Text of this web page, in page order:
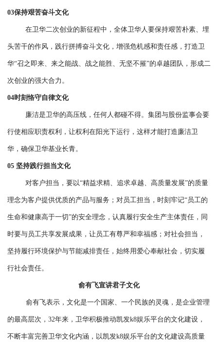
03保持艰苦奋斗文化
在卫华二次创业的新征程中，全体卫华人要保持艰苦朴素、埋
头苦干的作风，践行拼搏奋斗文化，增强危机感和责任感，打造卫
华“召之即来、来之能战、战之能胜、无坚不摧”的卓越团队，形成二
次创业的强大合力。
04时刻恪守自律文化
廉洁是卫华的高压线，任何人都碰不得。集团与股份监事会要
行使相应职责权利，让权利在阳光下运行，这样才能打造廉洁卫
华，确保卫华基业长青。
05 坚持践行担当文化
对客户担当，要以“精益求精、追求卓越、高质量发展”的质量
理念为客户提供优质的产品与服务；对员工担当，时刻牢记“员工的
生命和健康高于一切”的安全理念，认真履行安全生产主体责任，同
时要与员工共享发展成果，让员工有尊严和幸福感；对社会担当，
坚持履行环境保护与节能减排责任，始终用爱心奉献社会，切实履
行社会责任。
俞有飞宣讲君子文化
俞有飞表示，文化是一个国家、一个民族的灵魂，是企业管理
的最高层次，32年来，卫华积极推动凯发k8娱乐平台的文化建设，
不断丰富完善卫华文化内涵，以凯发k8娱乐平台的文化建设高质量